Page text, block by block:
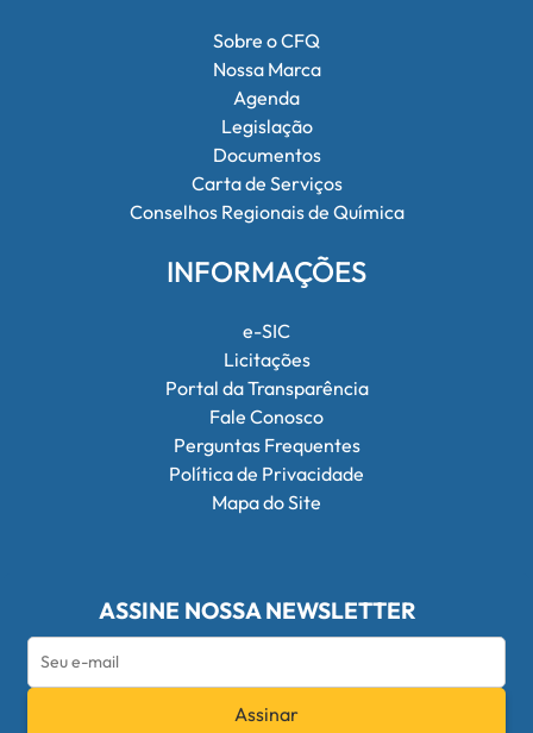
Sobre o CFQ
Nossa Marca
Agenda
Legislação
Documentos
Carta de Serviços
Conselhos Regionais de Química
INFORMAÇÕES
e-SIC
Licitações
Portal da Transparência
Fale Conosco
Perguntas Frequentes
Política de Privacidade
Mapa do Site
ASSINE NOSSA NEWSLETTER
Assinar